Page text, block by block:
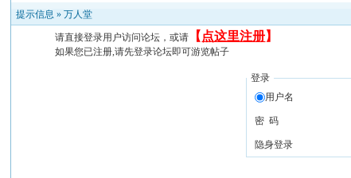
提示信息 »万人堂
请直接登录用户访问论坛，或请 【 点这里注册】
如果您已注册,请先登录论坛即可游览帖子
登录
用户名
密 码
隐身登录